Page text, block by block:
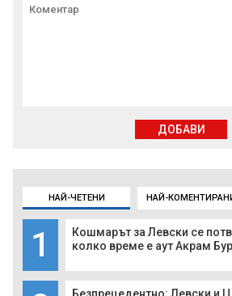
НАЙ-ЧЕТЕНИ НАЙ-
1
Кошмарът за Левски се
колко време е аут Акрам
ДОБАВИ